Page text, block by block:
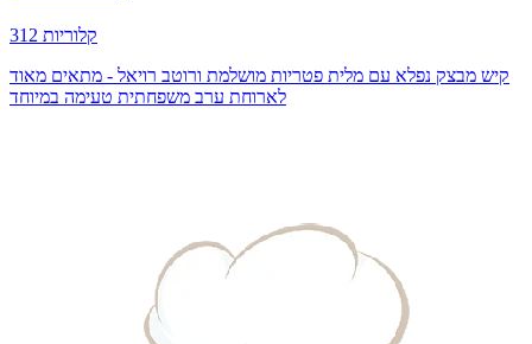
312 קלוריות
קיש מבצק נפלא עם מלית פטריות מושלמת ורוטב רויאל - מתאים מאוד
לארוחת ערב משפחתית טעימה במיוחד